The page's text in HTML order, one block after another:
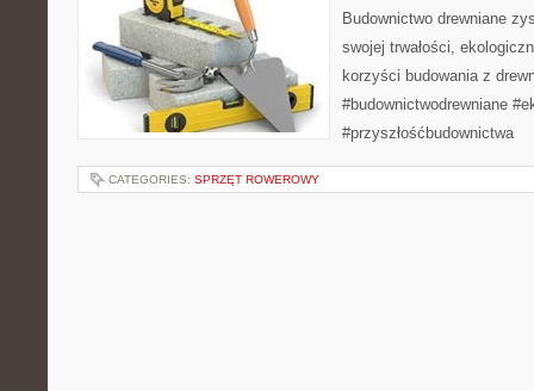
Budownictwo drewniane
swojej trwałości,
korzyści budowania z
#budownictwodrewniane
#przyszłośćbudownictwa
CATEGORIES: SPRZĘT ROWEROWY